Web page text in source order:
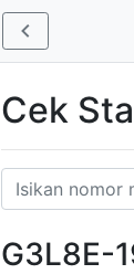
Cek
G3L8E-